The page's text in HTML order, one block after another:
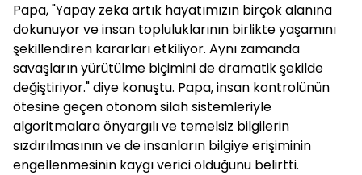
Papa, "Yapay zeka artık hayatımızın birçok alanına
dokunuyor ve insan topluluklarının birlikte yaşamını
şekillendiren kararları etkiliyor. Aynı zamanda
savaşların yürütülme biçimini de dramatik şekilde
değiştiriyor." diye konuştu. Papa, insan kontrolünün
ötesine geçen otonom silah sistemleriyle
algoritmalara önyargılı ve temelsiz bilgilerin
sızdırılmasının ve de insanların bilgiye erişiminin
engellenmesinin kaygı verici olduğunu belirtti.